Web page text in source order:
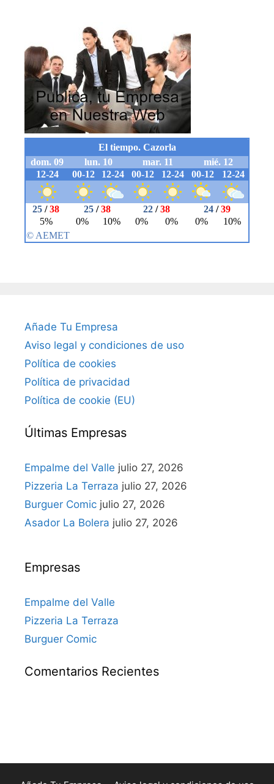
Añade Tu Empresa
Aviso legal y condiciones de uso
Política de cookies
Política de privacidad
Política de cookie (EU)
Últimas Empresas
Empalme del Valle julio 27, 2026
Pizzeria La Terraza julio 27, 2026
Burguer Comic julio 27, 2026
Asador La Bolera julio 27, 2026
Empresas
Empalme del Valle
Pizzeria La Terraza
Burguer Comic
Comentarios Recientes